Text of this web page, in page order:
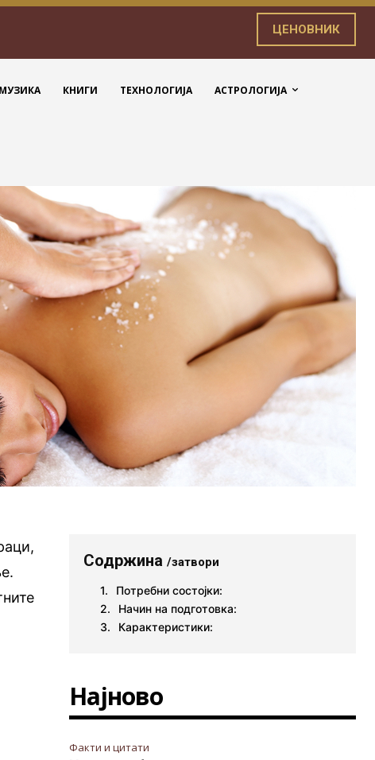
ЦЕНОВНИК
МУЗИКА КНИГИ ТЕХНОЛОГИЈА АСТРОЛОГИЈА
Содржина/затвори
Потребни состојки:
Начин на подготовка:
Карактеристики:
Најново
Факти и цитати